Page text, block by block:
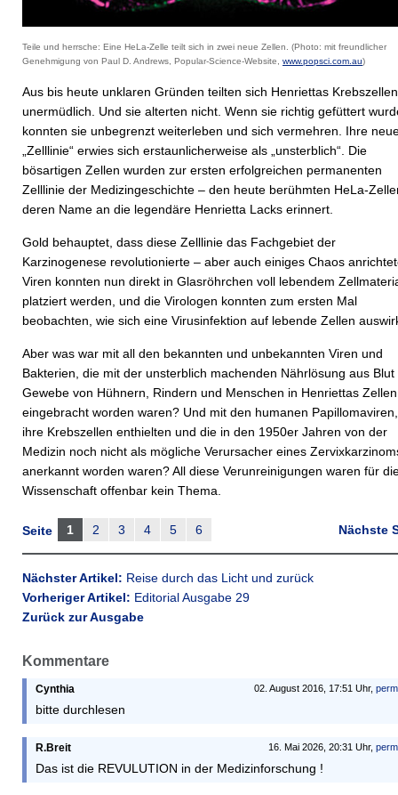
Teile und herrsche: Eine HeLa-Zelle teilt sich in zwei neue Zellen. (Photo: mit freundlicher
Genehmigung von Paul D. Andrews, Popular-Science-Website, www.popsci.com.au)
Aus bis heute unklaren Gründen teilten sich Henriettas Krebszellen
unermüdlich. Und sie alterten nicht. Wenn sie richtig gefüttert
konnten sie unbegrenzt weiterleben und sich vermehren. Ihre
„Zelllinie“ erwies sich erstaunlicherweise als „unsterblich“. Die
bösartigen Zellen wurden zur ersten erfolgreichen permanenten
Zelllinie der Medizingeschichte – den heute berühmten HeLa-
deren Name an die legendäre Henrietta Lacks erinnert.
Gold behauptet, dass diese Zelllinie das Fachgebiet der
Karzinogenese revolutionierte – aber auch einiges Chaos
Viren konnten nun direkt in Glasröhrchen voll lebendem
platziert werden, und die Virologen konnten zum ersten Mal
beobachten, wie sich eine Virusinfektion auf lebende Zellen
Aber was war mit all den bekannten und unbekannten Viren und
Bakterien, die mit der unsterblich machenden Nährlösung aus Blut
Gewebe von Hühnern, Rindern und Menschen in Henriettas Zellen
eingebracht worden waren? Und mit den humanen
ihre Krebszellen enthielten und die in den 1950er Jahren von der
Medizin noch nicht als mögliche Verursacher eines
anerkannt worden waren? All diese Verunreinigungen waren für
Wissenschaft offenbar kein Thema.
Nächste
Seite 1 2 3 4 5 6
Nächster Artikel: Reise durch das Licht und zurück
Vorheriger Artikel: Editorial Ausgabe 29
Zurück zur Ausgabe
Kommentare
02. August 2016, 17:51 Uhr,
Cynthia
bitte durchlesen
16. Mai 2026, 20:31 Uhr,
R.Breit
Das ist die REVULUTION in der Medizinforschung !